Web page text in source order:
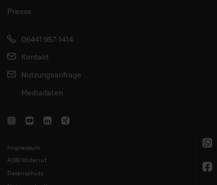
Presse
06441 957-1414
Kontakt
Nutzungsanfrage
Mediadaten
Impressum
AGB/Widerruf
Datenschutz